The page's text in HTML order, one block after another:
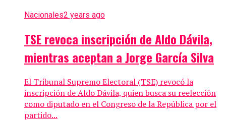
Nacionales2 years ago
TSE revoca inscripción de Aldo Dávila,
mientras aceptan a Jorge García Silva
El Tribunal Supremo Electoral (TSE) revocó la
inscripción de Aldo Dávila, quien busca su reelección
como diputado en el Congreso de la República por el
partido...